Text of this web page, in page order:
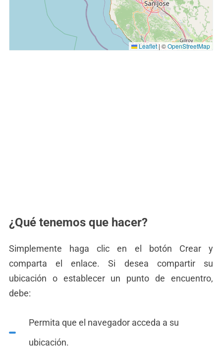
Leaflet|©OpenStreetMap
¿Qué tenemos que hacer?
Simplemente haga clic en el botón Crear y
comparta el enlace. Si desea compartir su
ubicación o establecer un punto de encuentro,
debe:
Permita que el navegador acceda a su
ubicación.